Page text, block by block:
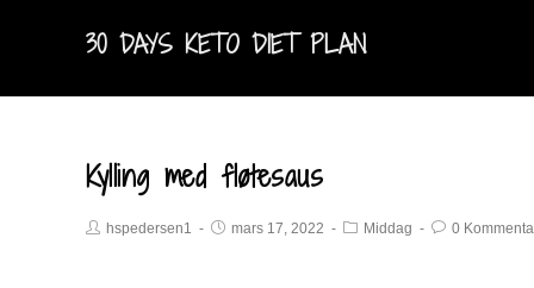
30 DAYS KETO DIET PLAN
Kylling med fløtesaus
hspedersen1 mars 17, 2022 Middag 0